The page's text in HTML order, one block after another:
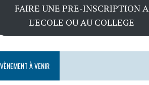
FAIRE UNE PRE-INSCRIPTION A
L'ECOLE OU AU COLLEGE
À VENIR